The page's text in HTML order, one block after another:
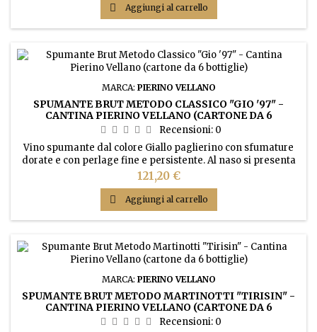
effervescente.
 Aggiungi al carrello
MARCA: PIERINO VELLANO
SPUMANTE BRUT METODO CLASSICO "GIO '97" -
CANTINA PIERINO VELLANO (CARTONE DA 6
BOTTIGLIE)
Recensioni: 0
Vino spumante dal colore Giallo paglierino con sfumature
dorate e con perlage fine e persistente. Al naso si presenta
fruttato, fragrante con sentori di frutta bianca, uva passa,
frutta secca e crosta di pane. Gusto fruttato, fragrante con
sentori di frutta bianca, uva passa, frutta secca e crosta di
pane.
Prezzo
121,20 €
 Aggiungi al carrello
MARCA: PIERINO VELLANO
SPUMANTE BRUT METODO MARTINOTTI "TIRISIN" -
CANTINA PIERINO VELLANO (CARTONE DA 6
BOTTIGLIE)
Recensioni: 0